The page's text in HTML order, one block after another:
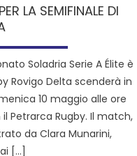
LA SEMIFINALE DI
Soladria Serie A Élite è
Rovigo Delta scenderà in
10 maggio alle ore
Petrarca Rugby. Il match,
da Clara Munarini,
[…]